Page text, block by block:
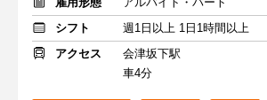
シフト
週1日以上 1日1時間以上
アクセス
会津坂下駅
車4分